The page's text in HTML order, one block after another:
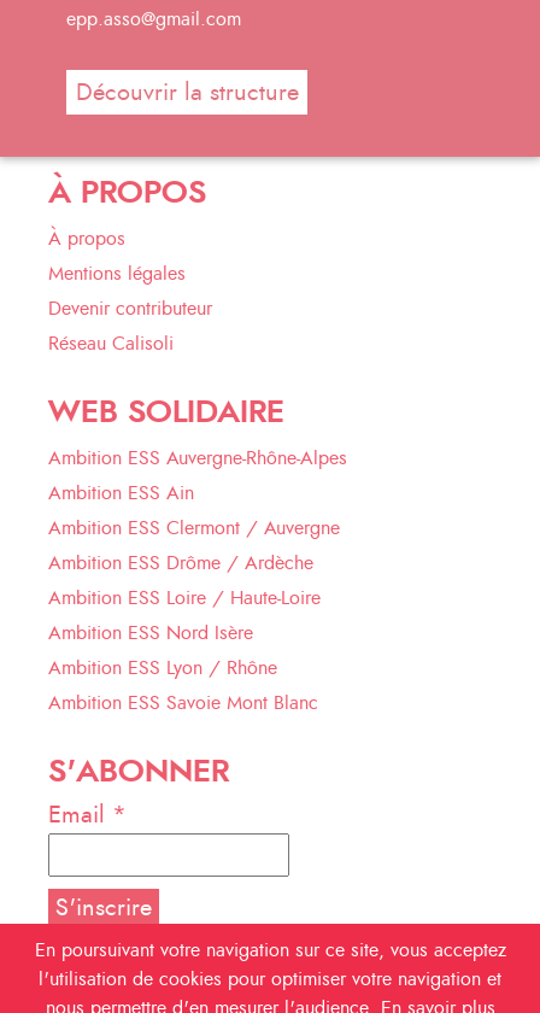
epp.asso@gmail.com
Découvrir la structure
À PROPOS
À propos
Mentions légales
Devenir contributeur
Réseau Calisoli
WEB SOLIDAIRE
Ambition ESS Auvergne-Rhône-Alpes
Ambition ESS Ain
Ambition ESS Clermont / Auvergne
Ambition ESS Drôme / Ardèche
Ambition ESS Loire / Haute-Loire
Ambition ESS Nord Isère
Ambition ESS Lyon / Rhône
Ambition ESS Savoie Mont Blanc
S'ABONNER
Email *
NOUS SUIVRE
En poursuivant votre navigation sur ce site, vous acceptez
l'utilisation de cookies pour optimiser votre navigation et
nous permettre d'en mesurer l'audience.
En savoir plus